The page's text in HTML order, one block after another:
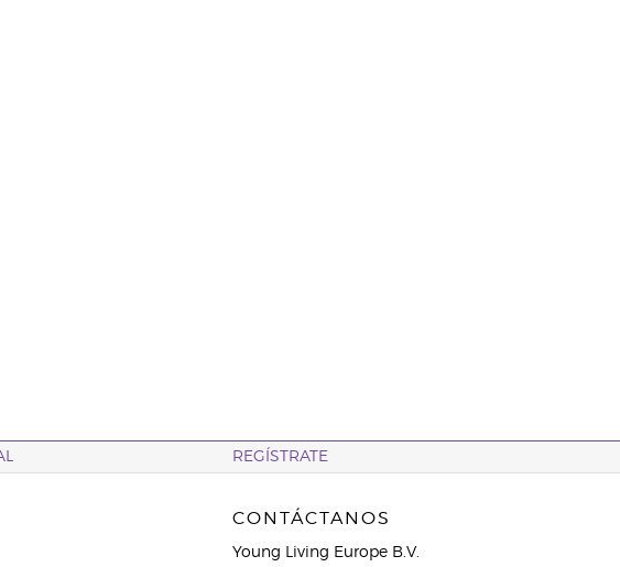
REGÍSTRATE
CONTÁCTANOS
Young Living Europe B.V.